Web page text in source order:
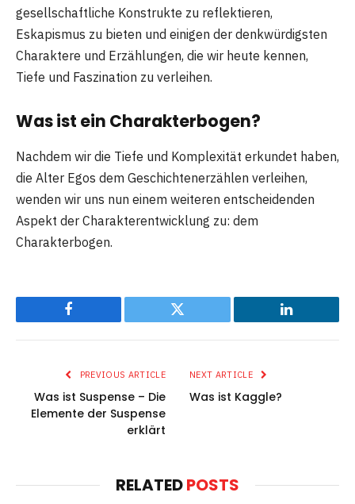
gesellschaftliche Konstrukte zu reflektieren,
Eskapismus zu bieten und einigen der denkwürdigsten
Charaktere und Erzählungen, die wir heute kennen,
Tiefe und Faszination zu verleihen.
Was ist ein Charakterbogen?
Nachdem wir die Tiefe und Komplexität erkundet haben,
die Alter Egos dem Geschichtenerzählen verleihen,
wenden wir uns nun einem weiteren entscheidenden
Aspekt der Charakterentwicklung zu: dem
Charakterbogen.
Facebook Twitter LinkedIn
PREVIOUS ARTICLE
Was ist Suspense – Die
Elemente der Suspense
erklärt
NEXT ARTICLE
Was ist Kaggle?
RELATEDPOSTS